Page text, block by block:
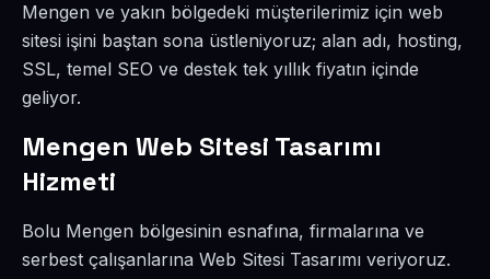
Mengen ve yakın bölgedeki müşterilerimiz için web
sitesi işini baştan sona üstleniyoruz; alan adı, hosting,
SSL, temel SEO ve destek tek yıllık fiyatın içinde
geliyor.
Mengen Web Sitesi Tasarımı
Hizmeti
Bolu Mengen bölgesinin esnafına, firmalarına ve
serbest çalışanlarına Web Sitesi Tasarımı veriyoruz.